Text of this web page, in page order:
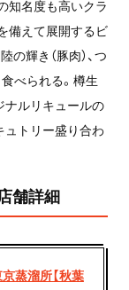
知名度も高いクラ
備えて展開するビ
輝き（豚肉）、つ
べられる。樽生
ナルリキュールの
ュトリー盛り合わ
舗詳細
蒸溜所【秋葉